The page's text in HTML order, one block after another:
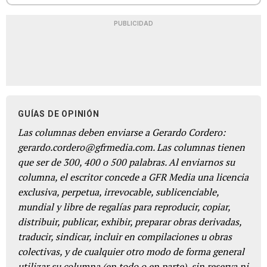
PUBLICIDAD
GUÍAS DE OPINIÓN
Las columnas deben enviarse a Gerardo Cordero:
gerardo.cordero@gfrmedia.com. Las columnas tienen
que ser de 300, 400 o 500 palabras. Al enviarnos su
columna, el escritor concede a GFR Media una licencia
exclusiva, perpetua, irrevocable, sublicenciable,
mundial y libre de regalías para reproducir, copiar,
distribuir, publicar, exhibir, preparar obras derivadas,
traducir, sindicar, incluir en compilaciones u obras
colectivas, y de cualquier otro modo de forma general